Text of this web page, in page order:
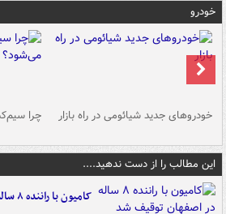
خودرو
خودروهای جدید شیائومی در راه بازار چرا
این مطالب را از دست ندهید....
کامیون با راننده ۸ ساله در اصفهان توقیف شد